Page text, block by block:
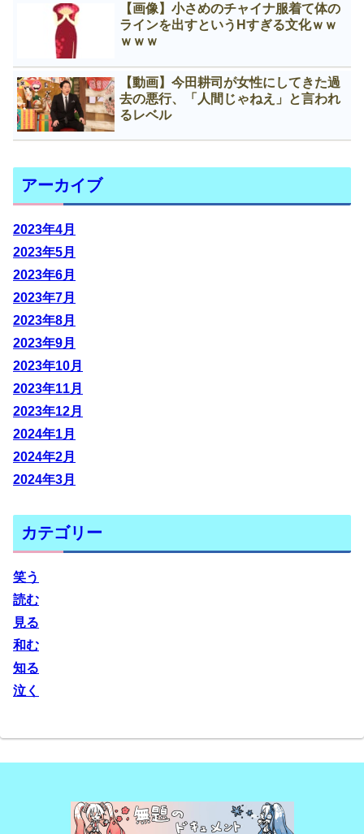
【画像】小さめのチャイナ服着て体の
ラインを出すというНすぎる文化ｗｗ
ｗｗｗ
【動画】今田耕司が女性にしてきた過
去の悪行、「人間じゃねえ」と言われ
るレベル
アーカイブ
2023年4月
2023年5月
2023年6月
2023年7月
2023年8月
2023年9月
2023年10月
2023年11月
2023年12月
2024年1月
2024年2月
2024年3月
カテゴリー
笑う
読む
見る
和む
知る
泣く